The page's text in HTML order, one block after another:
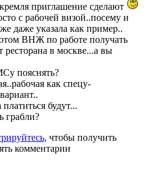
приглашение сделают
с рабочей визой..посему и
даже указала как пример..
ВНЖ по работе получать
ресторана в москве...а вы
пояснять?
как спецу-
будут...
грабли?
, чтобы получить
комментарии